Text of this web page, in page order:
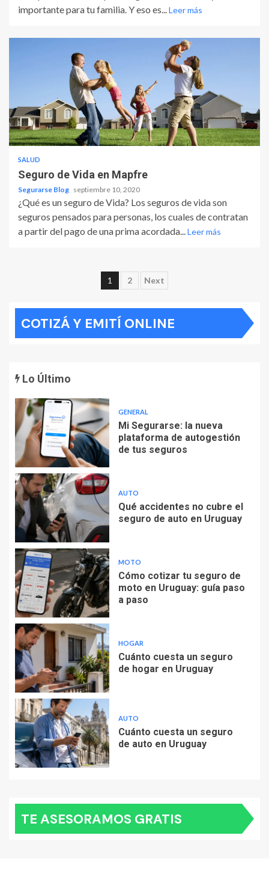
importante para tu familia. Y eso es...Leer más
SALUD
Seguro de Vida en Mapfre
Segurarse Blog septiembre 10, 2020
¿Qué es un seguro de Vida? Los seguros de vida son
seguros pensados para personas, los cuales de contratan
a partir del pago de una prima acordada...Leer más
Paginación
de
entradas
1 2 Next
COTIZÁ Y EMITÍ ONLINE
Lo Último
GENERAL
Mi Segurarse: la nueva
plataforma de autogestión
de tus seguros
AUTO
Qué accidentes no cubre el
seguro de auto en Uruguay
MOTO
Cómo cotizar tu seguro de
moto en Uruguay: guía paso
a paso
HOGAR
Cuánto cuesta un seguro
de hogar en Uruguay
AUTO
Cuánto cuesta un seguro
de auto en Uruguay
TE ASESORAMOS GRATIS